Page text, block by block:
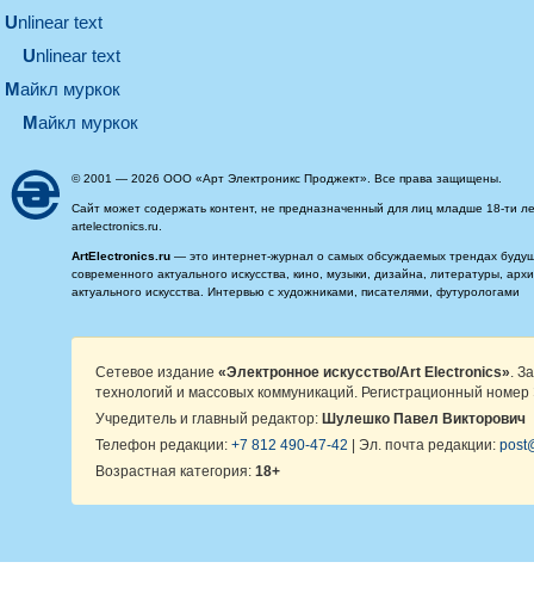
unlinear text
Unlinear text
майкл муркок
майкл муркок
© 2001 — 2026 ООО «Арт Электроникс Проджект». Все права защищены.
Сайт может содержать контент, не предназначенный для лиц младше 18-ти
artelectronics.ru.
ArtElectronics.ru — это интернет-журнал о самых обсуждаемых трендах
современного актуального искусства, кино, музыки, дизайна, литературы,
актуального искусства. Интервью с художниками, писателями, футурологами
Сетевое издание «Электронное искусство/Art Electronics» .
технологий и массовых коммуникаций. Регистрационный
Учредитель и главный редактор: Шулешко Павел Викторович
Телефон редакции: +7 812 490-47-42 | Эл. почта редакции:
Возрастная категория: 18+